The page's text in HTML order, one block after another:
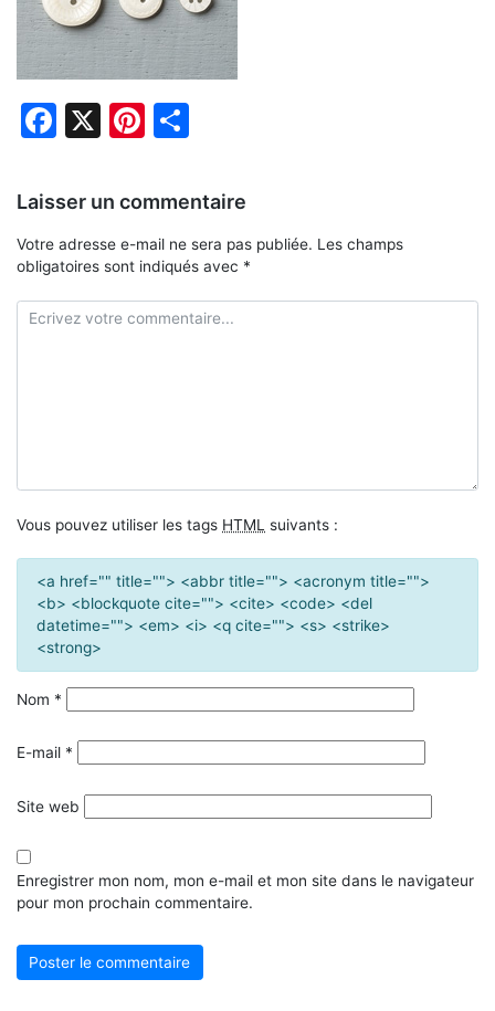
Facebook
X Pinterest
Laisser un commentaire
Votre adresse e-mail ne sera pas publiée. Les champs
obligatoires sont indiqués avec *
Vous pouvez utiliser les tags HTML suivants :
<a href="" title=""> <abbr title=""> <acronym title="">
<b> <blockquote cite=""> <cite> <code> <del
datetime=""> <em> <i> <q cite=""> <s> <strike>
<strong>
Nom *
E-mail *
Site web
Enregistrer mon nom, mon e-mail et mon site dans le navigateur
pour mon prochain commentaire.